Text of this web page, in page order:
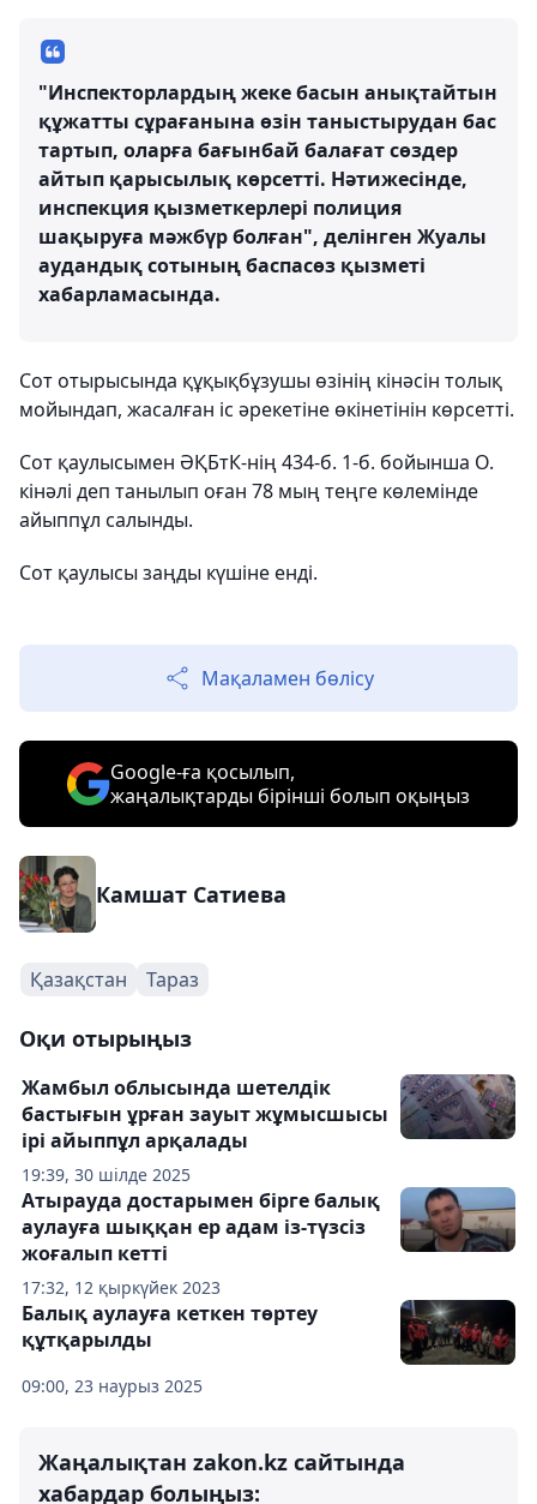
"Инспекторлардың жеке басын анықтайтын
құжатты сұрағанына өзін таныстырудан бас
тартып, оларға бағынбай балағат сөздер
айтып қарысылық көрсетті. Нәтижесінде,
инспекция қызметкерлері полиция
шақыруға мәжбүр болған", делінген Жуалы
аудандық сотының баспасөз қызметі
хабарламасында.
Cот отырысында құқықбұзушы өзінің кінәсін толық
мойындап, жасалған іс әрекетіне өкінетінін көрсетті.
Сот қаулысымен ӘҚБтК-нің 434-б. 1-б. бойынша О.
кінәлі деп танылып оған 78 мың теңге көлемінде
айыппұл салынды.
Сот қаулысы заңды күшіне енді.
Мақаламен бөлісу
Google-ға қосылып,
жаңалықтарды бірінші болып оқыңыз
Камшат Сатиева
Қазақстан Тараз
Оқи отырыңыз
19:39, 30 шілде 2025
Жамбыл облысында шетелдік
бастығын ұрған зауыт жұмысшысы
ірі айыппұл арқалады
17:32, 12 қыркүйек 2023
Атырауда достарымен бірге балық
аулауға шыққан ер адам із-түзсіз
жоғалып кетті
09:00, 23 наурыз 2025
Балық аулауға кеткен төртеу
құтқарылды
Жаңалықтан zakon.kz сайтында
хабардар болыңыз: